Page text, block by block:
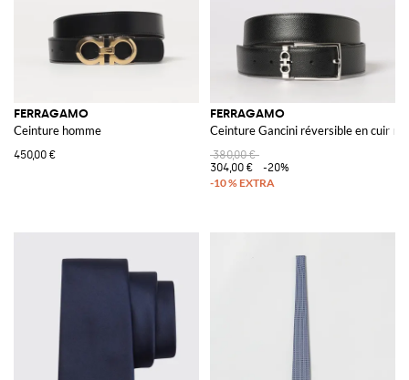
FERRAGAMO
Ceinture homme
450,00 €
FERRAGAMO
Ceinture Gancini réversible en cuir
380,00 €
304,00 €
-20%